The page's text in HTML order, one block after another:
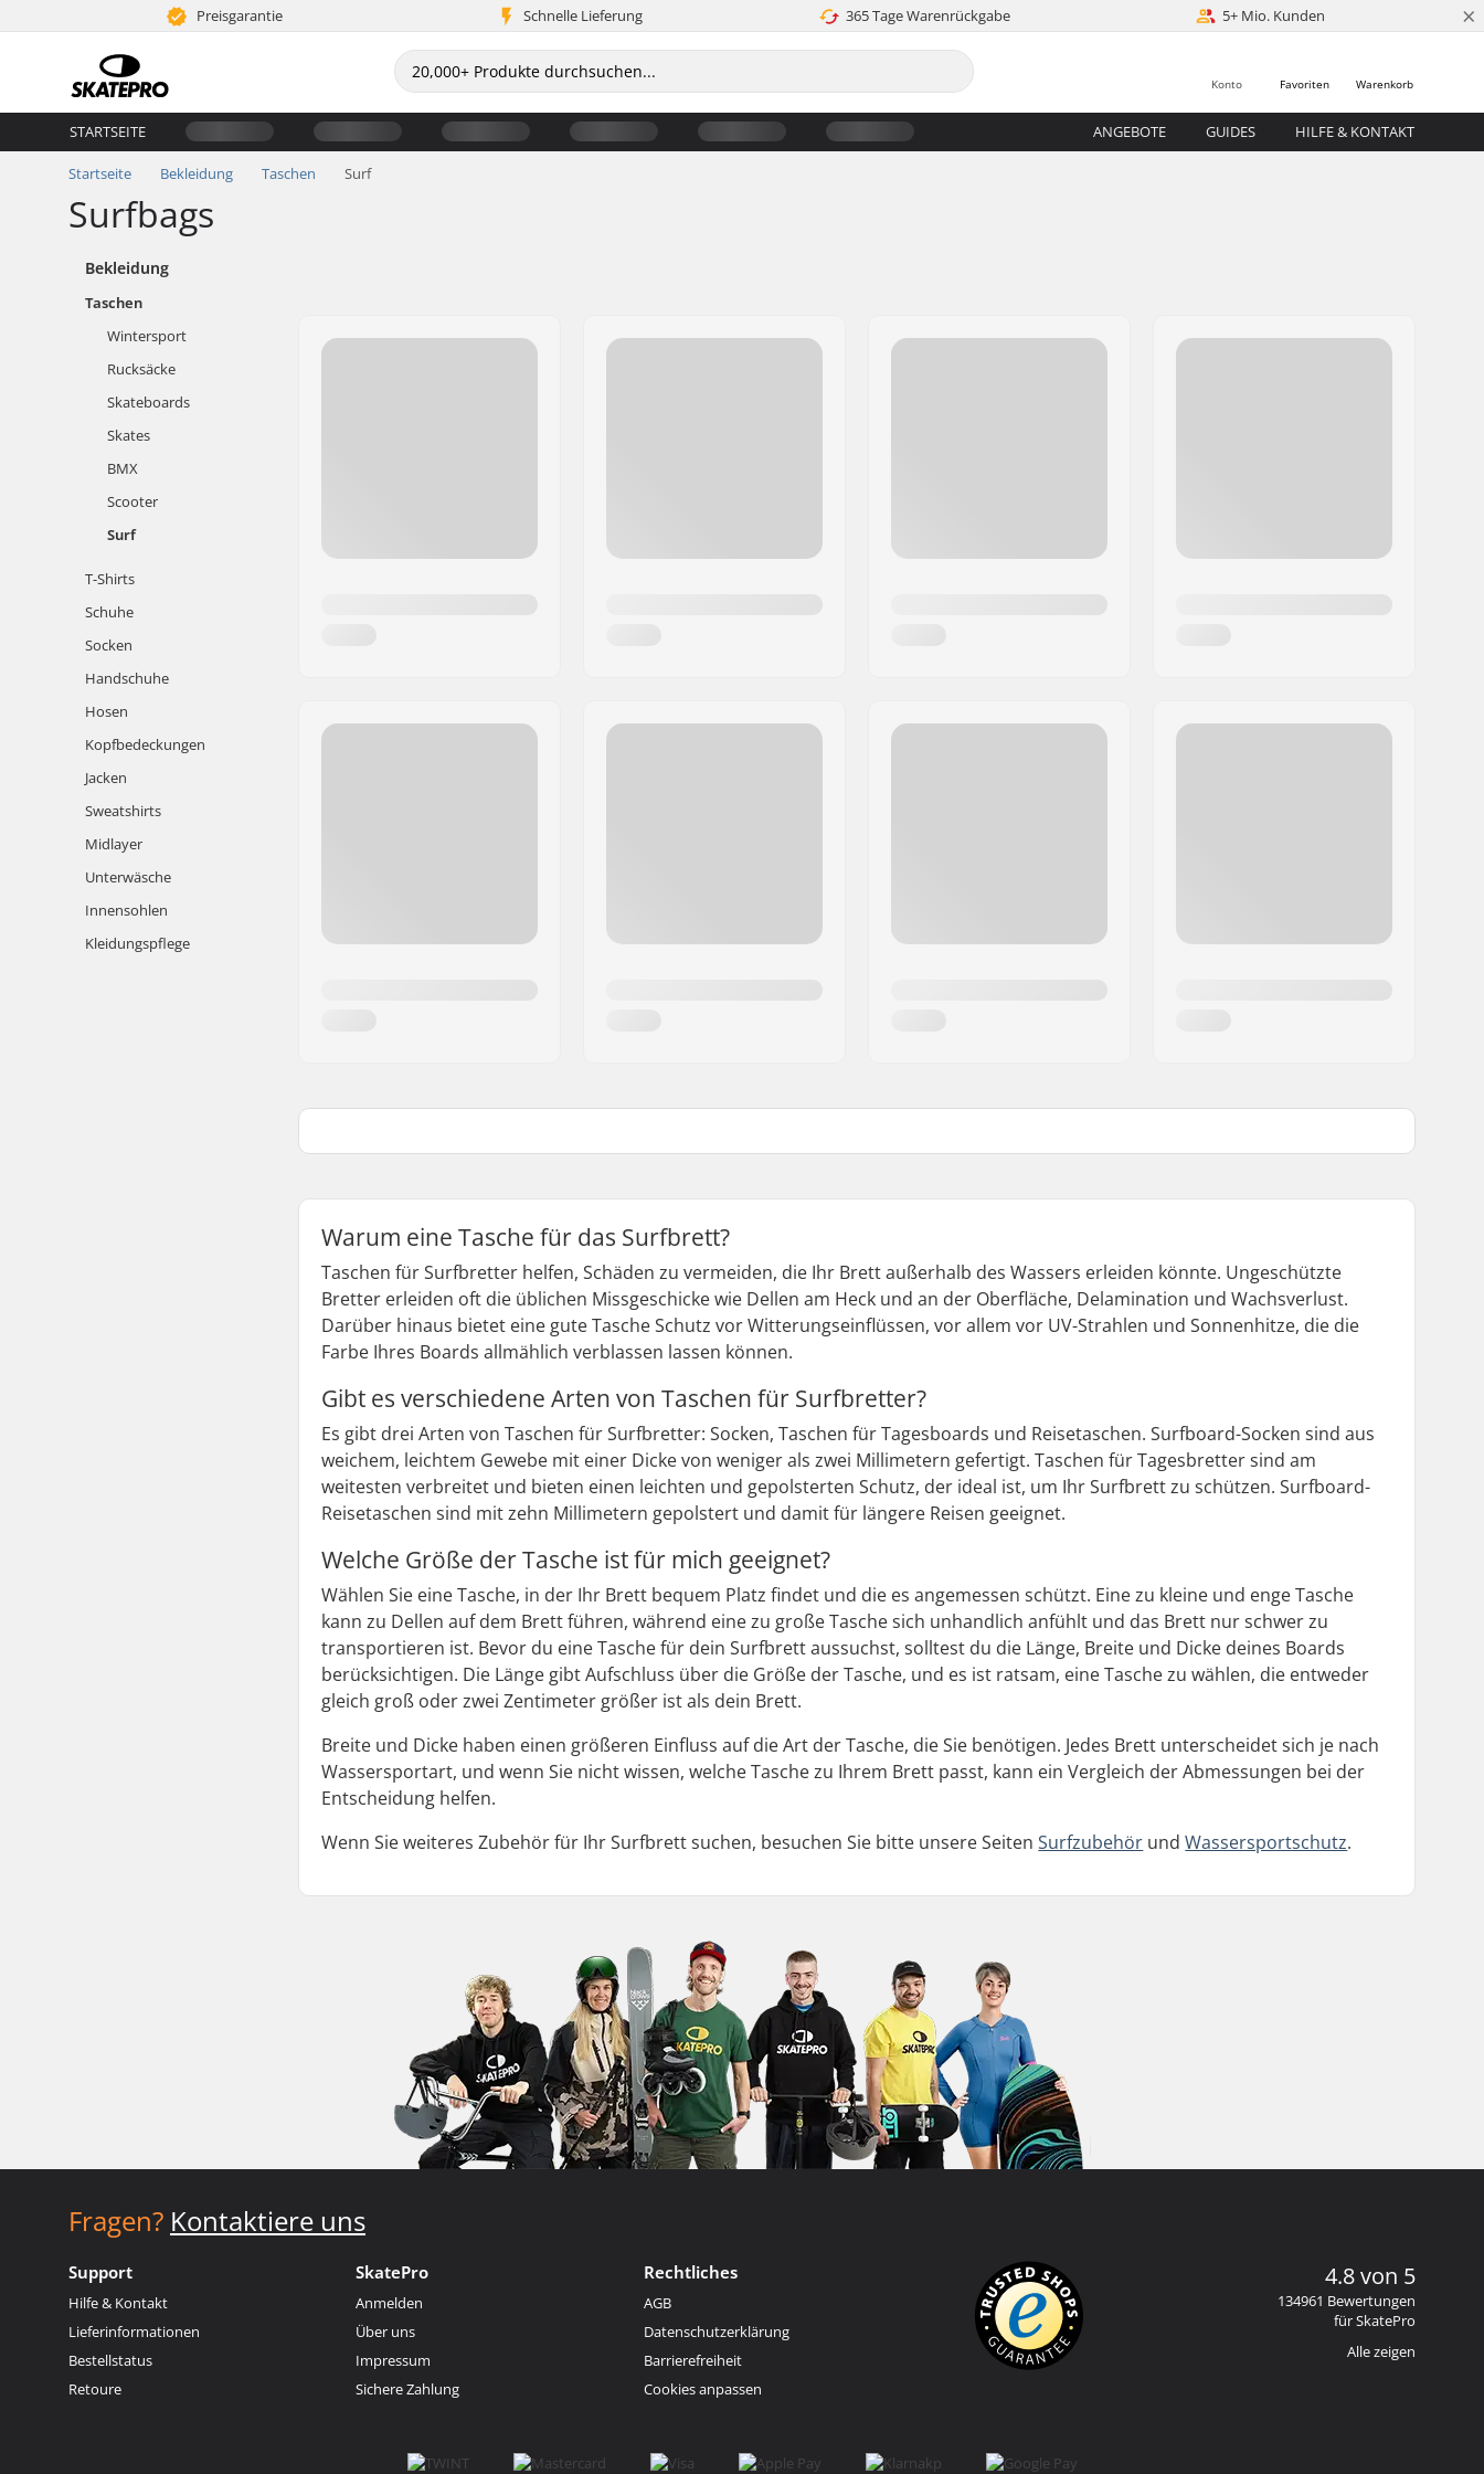
Preisgarantie Schnelle Lieferung 365 Tage Warenrückgabe 5+ Mio. Kunden ×
Warenkorb
Favoriten
Konto
STARTSEITE ANGEBOTE GUIDES HILFE & KONTAKT
Startseite Bekleidung Taschen Surf
Surfbags
Bekleidung
Taschen
Wintersport
Rucksäcke
Skateboards
Skates
BMX
Scooter
Surf
T-Shirts
Schuhe
Socken
Handschuhe
Hosen
Kopfbedeckungen
Jacken
Sweatshirts
Midlayer
Unterwäsche
Innensohlen
Kleidungspflege
Warum eine Tasche für das Surfbrett?
Taschen für Surfbretter helfen, Schäden zu vermeiden, die Ihr Brett außerhalb des Wassers erleiden könnte. Ungeschützte
Bretter erleiden oft die üblichen Missgeschicke wie Dellen am Heck und an der Oberfläche, Delamination und Wachsverlust.
Darüber hinaus bietet eine gute Tasche Schutz vor Witterungseinflüssen, vor allem vor UV-Strahlen und Sonnenhitze, die die
Farbe Ihres Boards allmählich verblassen lassen können.
Gibt es verschiedene Arten von Taschen für Surfbretter?
Es gibt drei Arten von Taschen für Surfbretter: Socken, Taschen für Tagesboards und Reisetaschen. Surfboard-Socken sind aus
weichem, leichtem Gewebe mit einer Dicke von weniger als zwei Millimetern gefertigt. Taschen für Tagesbretter sind am
weitesten verbreitet und bieten einen leichten und gepolsterten Schutz, der ideal ist, um Ihr Surfbrett zu schützen. Surfboard-
Reisetaschen sind mit zehn Millimetern gepolstert und damit für längere Reisen geeignet.
Welche Größe der Tasche ist für mich geeignet?
Wählen Sie eine Tasche, in der Ihr Brett bequem Platz findet und die es angemessen schützt. Eine zu kleine und enge Tasche
kann zu Dellen auf dem Brett führen, während eine zu große Tasche sich unhandlich anfühlt und das Brett nur schwer zu
transportieren ist. Bevor du eine Tasche für dein Surfbrett aussuchst, solltest du die Länge, Breite und Dicke deines Boards
berücksichtigen. Die Länge gibt Aufschluss über die Größe der Tasche, und es ist ratsam, eine Tasche zu wählen, die entweder
gleich groß oder zwei Zentimeter größer ist als dein Brett.
Breite und Dicke haben einen größeren Einfluss auf die Art der Tasche, die Sie benötigen. Jedes Brett unterscheidet sich je nach
Wassersportart, und wenn Sie nicht wissen, welche Tasche zu Ihrem Brett passt, kann ein Vergleich der Abmessungen bei der
Entscheidung helfen.
Wenn Sie weiteres Zubehör für Ihr Surfbrett suchen, besuchen Sie bitte unsere SeitenSurfzubehör undWassersportschutz.
Fragen? Kontaktiere uns
Support
Hilfe & Kontakt
Lieferinformationen
Bestellstatus
Retoure
SkatePro
Anmelden
Über uns
Impressum
Sichere Zahlung
Rechtliches
AGB
Datenschutzerklärung
Barrierefreiheit
Cookies anpassen
4.8 von 5
134961 Bewertungen
für SkatePro
Alle zeigen